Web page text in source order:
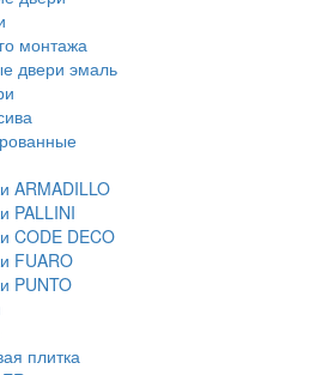
монтажа
двери эмаль
ARMADILLO
PALLINI
CODE DECO
FUARO
PUNTO
плитка